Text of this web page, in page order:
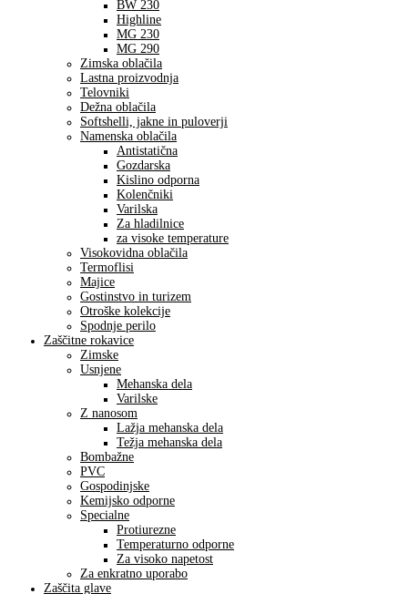
BW 230
Highline
MG 230
MG 290
Zimska oblačila
Lastna proizvodnja
Telovniki
Dežna oblačila
Softshelli, jakne in puloverji
Namenska oblačila
Antistatična
Gozdarska
Kislino odporna
Kolenčniki
Varilska
Za hladilnice
za visoke temperature
Visokovidna oblačila
Termoflisi
Majice
Gostinstvo in turizem
Otroške kolekcije
Spodnje perilo
Zaščitne rokavice
Zimske
Usnjene
Mehanska dela
Varilske
Z nanosom
Lažja mehanska dela
Težja mehanska dela
Bombažne
PVC
Gospodinjske
Kemijsko odporne
Specialne
Protiurezne
Temperaturno odporne
Za visoko napetost
Za enkratno uporabo
Zaščita glave